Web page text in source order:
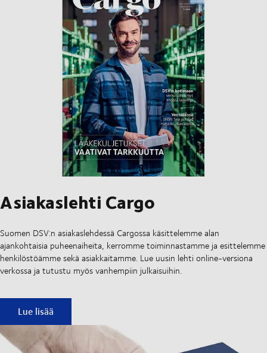
Asiakaslehti Cargo
Suomen DSV:n asiakaslehdessä Cargossa käsittelemme alan
ajankohtaisia puheenaiheita, kerromme toiminnastamme ja esittelemme
henkilöstöämme sekä asiakkaitamme. Lue uusin lehti online-versiona
verkossa ja tutustu myös vanhempiin julkaisuihin.
Asiakaslehti Cargo
Lue lisää